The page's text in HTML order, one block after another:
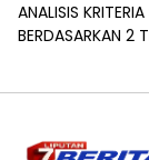
ANALISIS
BERDASARKAN